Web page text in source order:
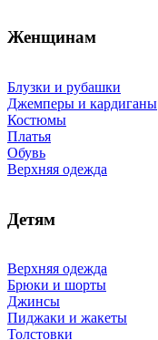
Женщинам
Блузки и рубашки
Джемперы и кардиганы
Костюмы
Платья
Обувь
Верхняя одежда
Детям
Верхняя одежда
Брюки и шорты
Джинсы
Пиджаки и жакеты
Толстовки